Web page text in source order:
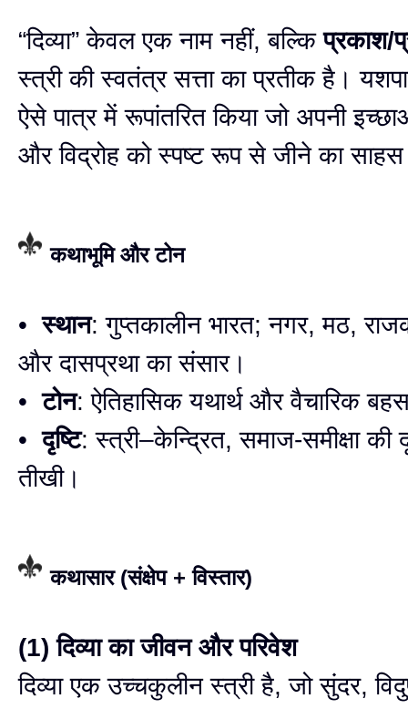
“दिव्या” केवल एक नाम नहीं, बल्किप्रकाश/
स्त्री की स्वतंत्र सत्ता का प्रतीक है।
ऐसे पात्र में रूपांतरित किया जो अपनी
और विद्रोह को स्पष्ट रूप से जीने का
कथाभूमि और टोन
•स्थान: गुप्तकालीन भारत; नगर, मठ,
और दासप्रथा का संसार।
•टोन: ऐतिहासिक यथार्थ और वैचारिक
•दृष्टि: स्त्री–केन्द्रित, समाज-समीक्षा की
तीखी।
कथासार (संक्षेप + विस्तार)
(1) दिव्या का जीवन और परिवेश
दिव्या एक उच्चकुलीन स्त्री है, जो सुंदर,